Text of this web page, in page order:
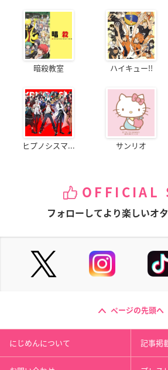
暗殺教室 ハイキュー!!
ヒプノシスマ... サンリオ
OFFICIAL
フォローしてより楽しいオ
ページの先頭へ
にじめんについて 記事掲